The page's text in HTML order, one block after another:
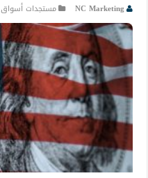
NC Marketing مستجدات أسواق